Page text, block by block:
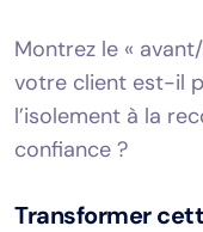
Montrez le «
votre client est-il
l’isolement à la
confiance ?
Transformer